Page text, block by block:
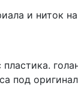
и ниток
под